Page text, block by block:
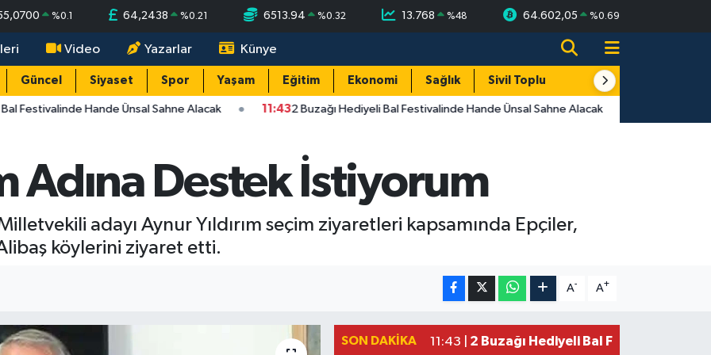
%0.1 64,2438 %0.21 6513.94 %0.32 13.768 %48 64.602,05 %0.69
Video Yazarlar Künye
Güncel Siyaset Spor Yaşam Eğitim Ekonomi Sağlık Sivil Toplum Turizm
Festivalinde Hande Ünsal Sahne Alacak 11:432 Buzağı Hediyeli Bal Festivalinde Hande Ünsal Sahne Alacak
Adına Destek İstiyorum
adayı Aynur Yıldırım seçim ziyaretleri kapsamında Epçiler,
köylerini ziyaret etti.
A- A+
SON DAKIKA 11:43 | 2 Buzağı Hediyeli Bal Festivalinde